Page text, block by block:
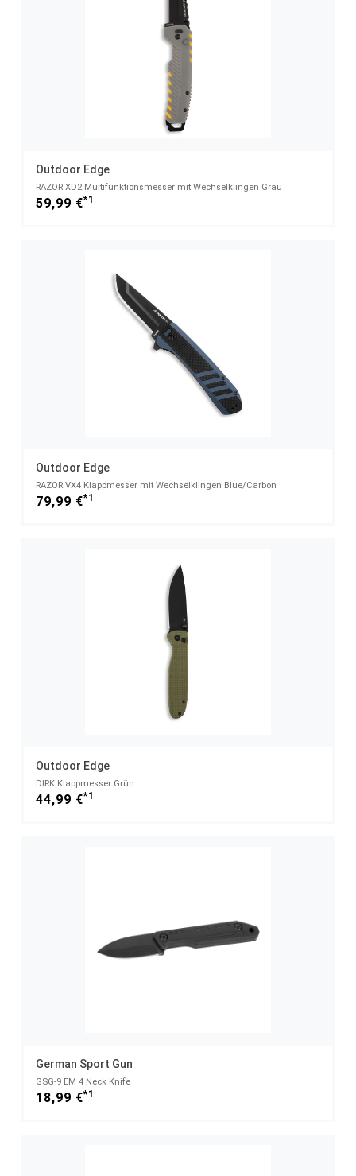
Outdoor Edge
RAZOR XD2 Multifunktionsmesser mit Wechselklingen Grau
59,99 €*1
Outdoor Edge
RAZOR VX4 Klappmesser mit Wechselklingen Blue/Carbon
79,99 €*1
Outdoor Edge
DIRK Klappmesser Grün
44,99 €*1
German Sport Gun
GSG-9 EM 4 Neck Knife
18,99 €*1